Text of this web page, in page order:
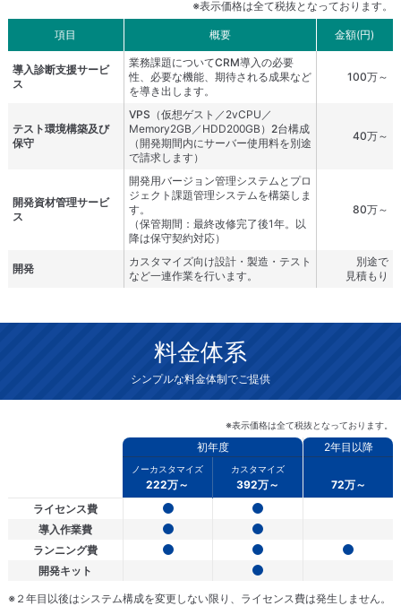
※表示価格は全て税抜となっております。
項目 概要 金額(円)
導入診断支援サービ
ス
業務課題についてCRM導入の必要
性、必要な機能、期待される成果など
を導き出します。
100万～
テスト環境構築及び
保守
VPS （仮想ゲスト／2vCPU／
Memory2GB／HDD200GB） 2台構成
（開発期間内にサーバー使用料を別途
で請求します）
40万～
開発資材管理サービ
ス
開発用バージョン管理システムとプロ
ジェクト課題管理システムを構築しま
す。
（保管期間：最終改修完了後1年。以
降は保守契約対応）
80万～
開発
カスタマイズ向け設計・製造・テスト
など一連作業を行います。
別途で
見積もり
料金体系
シンプルな料金体制でご提供
※表示価格は全て税抜となっております。
初年度 2年目以降
ノーカスタマイズ
222万～
カスタマイズ
392万～
72万～
ライセンス費
導入作業費
ランニング費
開発キット
※２年目以後はシステム構成を変更しない限り、ライセンス費は発生しません。